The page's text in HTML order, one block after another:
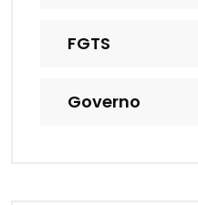
FGTS
Governo